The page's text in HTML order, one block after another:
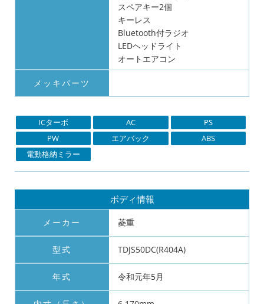
スペアキー2個
キーレス
Bluetooth付ラジオ
LEDヘッドライト
オートエアコン
メッキパーツ
ICターボ AC
PS
PW
エアバック
ABS
電動格納ミラー
ボディ情報
メーカー 菱重
型式 TDJS50DC(R404A)
年式 令和元年5月